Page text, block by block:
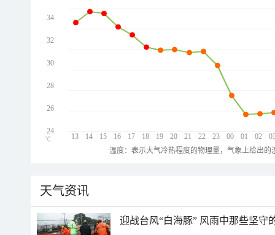
13 14 15 16 17 18 19 20 21 22 23 00 01 02
34
32
30
28
26
24
℃
温度：表示大气冷热程度的物理量，气象上给出
天气资讯
迎战台风“白海豚” 风雨中那些坚守